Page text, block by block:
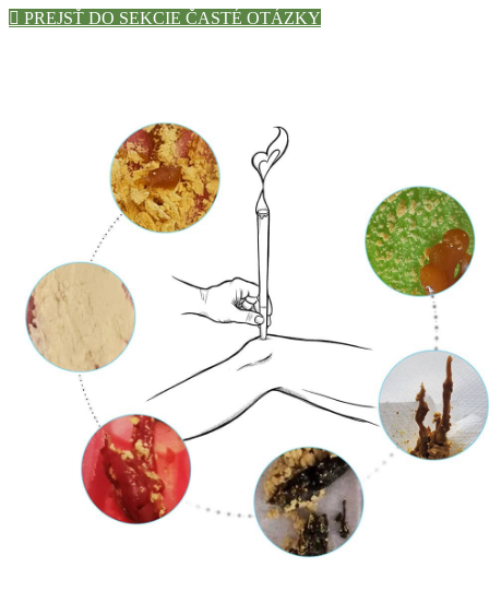
PREJSŤ DO SEKCIE ČASTÉ OTÁZKY